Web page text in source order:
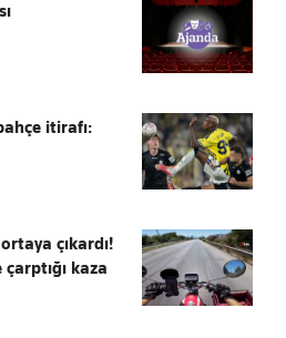
itirafı:
çıkardı!
kaza